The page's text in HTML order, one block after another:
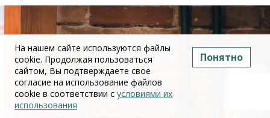
На нашем сайте используются файлы
cookie. Продолжая пользоваться
сайтом, Вы подтверждаете свое
согласие на использование файлов
cookie в соответствии с условиями их
использования
Понятно